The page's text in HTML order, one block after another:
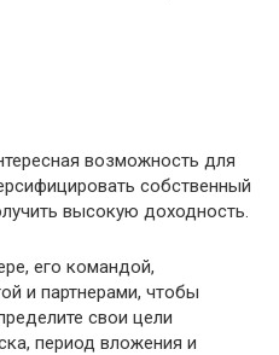
возможность для
собственный
высокую доходность.
его командой,
и партнерами, чтобы
свои цели
период вложения и